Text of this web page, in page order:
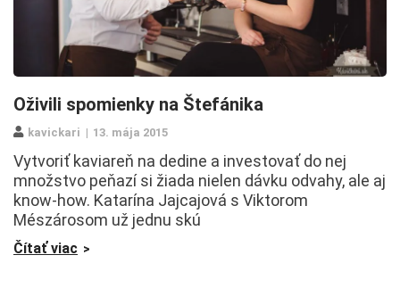
Oživili spomienky na Štefánika
kavickari 13. mája 2015
Vytvoriť kaviareň na dedine a investovať do nej
množstvo peňazí si žiada nielen dávku odvahy, ale aj
know-how. Katarína Jajcajová s Viktorom
Mészárosom už jednu skú
Čítať viac